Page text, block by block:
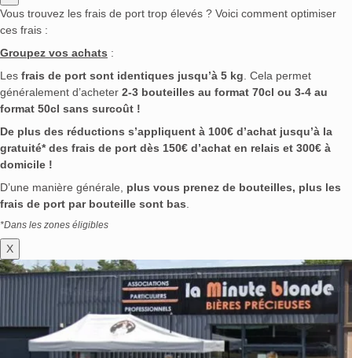
Vous trouvez les frais de port trop élevés ? Voici comment optimiser
ces frais :
Groupez vos achats :
Les frais de port sont identiques jusqu’à 5 kg. Cela permet
généralement d’acheter 2-3 bouteilles au format 70cl ou 3-4 au
format 50cl sans surcoût !
De plus des réductions s’appliquent à 100€ d’achat jusqu’à la
gratuité* des frais de port dès 150€ d’achat en relais et 300€ à
domicile !
D’une manière générale, plus vous prenez de bouteilles, plus les
frais de port par bouteille sont bas.
*Dans les zones éligibles
X